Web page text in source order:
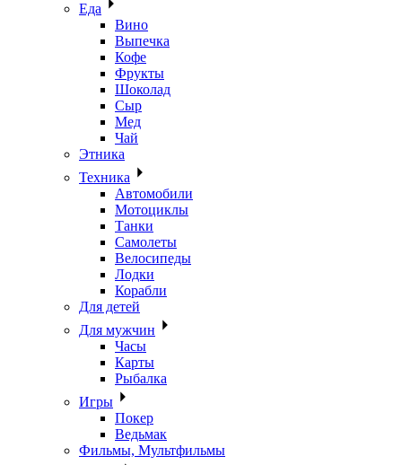
Еда
Вино
Выпечка
Кофе
Фрукты
Шоколад
Сыр
Мед
Чай
Этника
Техника
Автомобили
Мотоциклы
Танки
Самолеты
Велосипеды
Лодки
Корабли
Для детей
Для мужчин
Часы
Карты
Рыбалка
Игры
Покер
Ведьмак
Фильмы, Мультфильмы